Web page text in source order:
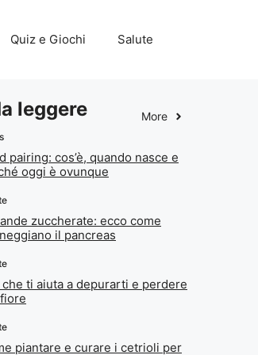
Quiz e Giochi Salute
leggere More
pairing: cos’è, quando nasce e
oggi è ovunque
zuccherate: ecco come
il pancreas
che ti aiuta a depurarti e perdere
piantare e curare i cetrioli per